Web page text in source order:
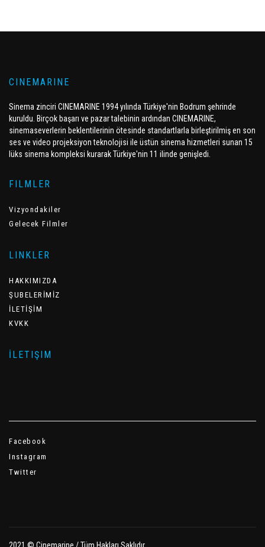
CINEMARINE
Sinema zinciri CINEMARINE 1994 yılında Türkiye'nin Bodrum şehrinde
kuruldu. Birçok başarı ve pazar talebinin ardından CINEMARINE,
sinemaseverlerin beklentilerinin ötesinde standartlarla birleştirilmiş en son
ses ve video projeksiyon teknolojisi ile üstün sinema hizmetleri sunan 15
lüks sinema kompleksi kurarak Türkiye'nin 11 ilinde genişledi.
FILMLER
Vizyondakiler
Gelecek Filmler
LINKLER
HAKKIMIZDA
ŞUBELERİMİZ
İLETİŞİM
KVKK
İLETIŞIM
Facebook
Instagram
Twitter